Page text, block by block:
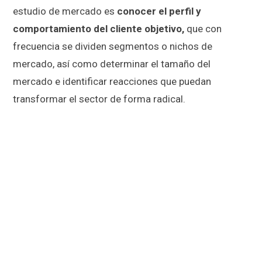
estudio de mercado es conocer el perfil y
comportamiento del cliente objetivo, que con
frecuencia se dividen segmentos o nichos de
mercado, así como determinar el tamaño del
mercado e identificar reacciones que puedan
transformar el sector de forma radical.